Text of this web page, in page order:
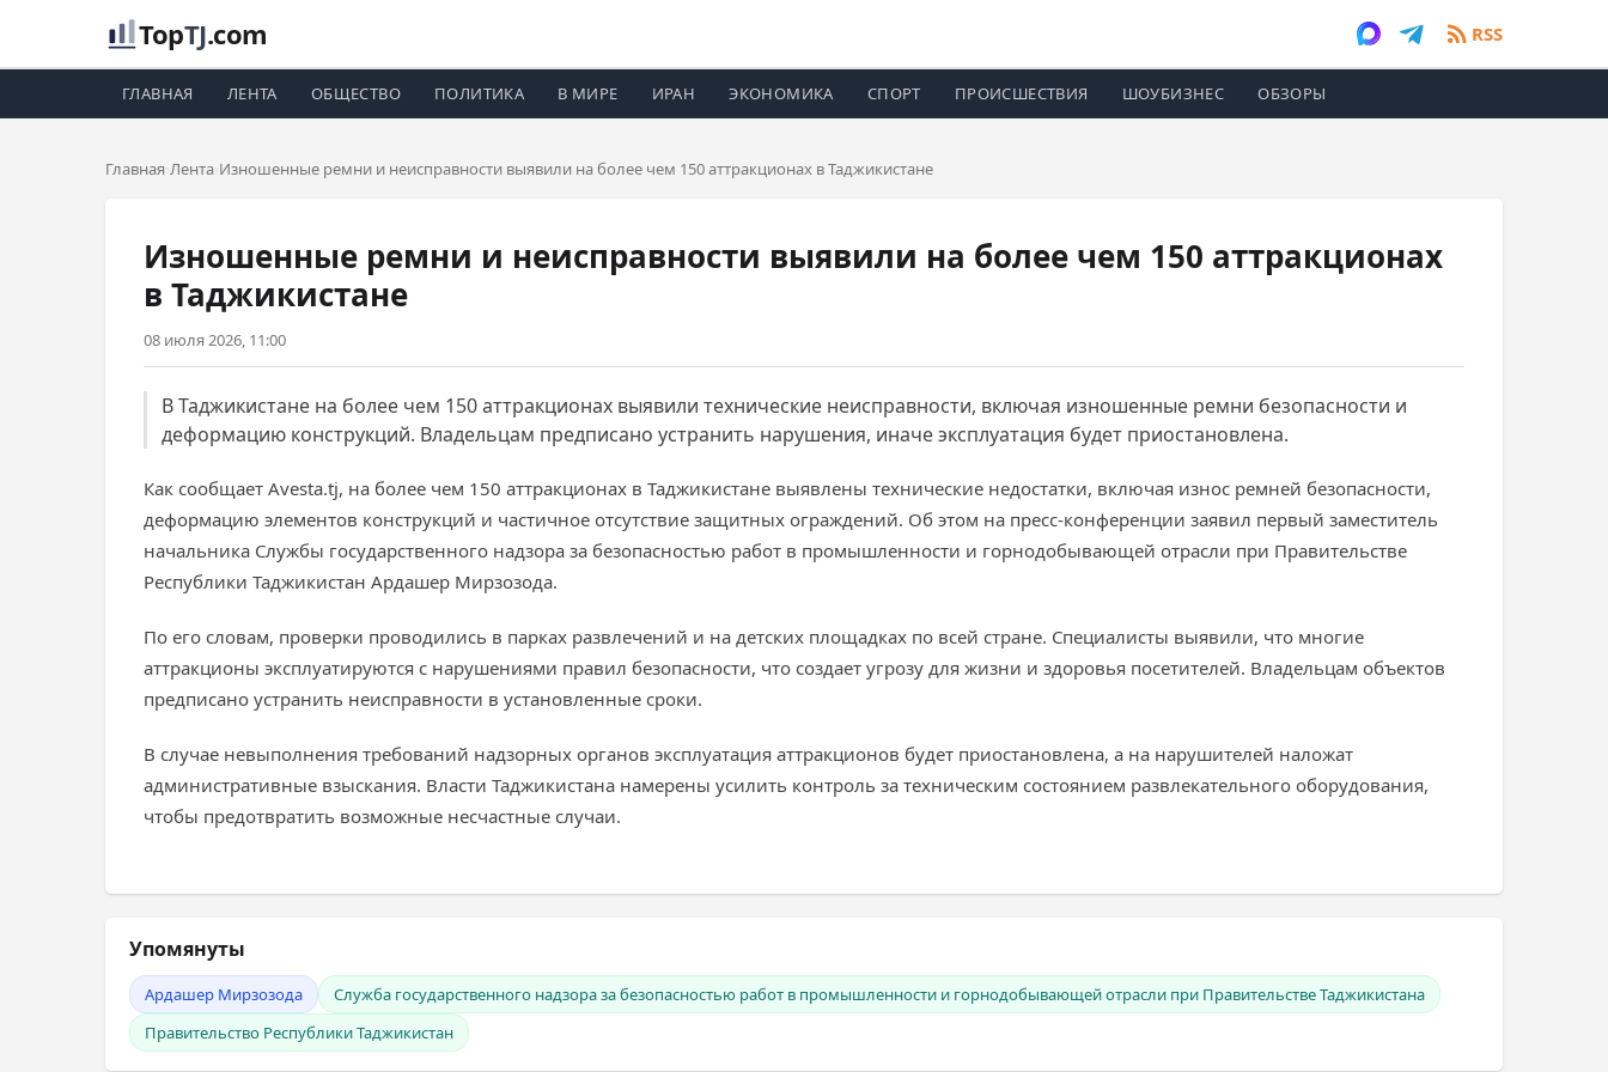
TopTJ.com RSS
ГЛАВНАЯ ЛЕНТА ОБЩЕСТВО ПОЛИТИКА В МИРЕ ИРАН ЭКОНОМИКА СПОРТ ПРОИСШЕСТВИЯ ШОУБИЗНЕС ОБЗОРЫ
Главная Лента Изношенные ремни и неисправности выявили на более чем 150 аттракционах в Таджикистане
Изношенные ремни и неисправности выявили на более чем 150 аттракционах
в Таджикистане
08 июля 2026, 11:00
В Таджикистане на более чем 150 аттракционах выявили технические неисправности, включая изношенные ремни безопасности и
деформацию конструкций. Владельцам предписано устранить нарушения, иначе эксплуатация будет приостановлена.
Как сообщает Avesta.tj, на более чем 150 аттракционах в Таджикистане выявлены технические недостатки, включая износ ремней безопасности,
деформацию элементов конструкций и частичное отсутствие защитных ограждений. Об этом на пресс-конференции заявил первый заместитель
начальника Службы государственного надзора за безопасностью работ в промышленности и горнодобывающей отрасли при Правительстве
Республики Таджикистан Ардашер Мирзозода.
По его словам, проверки проводились в парках развлечений и на детских площадках по всей стране. Специалисты выявили, что многие
аттракционы эксплуатируются с нарушениями правил безопасности, что создает угрозу для жизни и здоровья посетителей. Владельцам объектов
предписано устранить неисправности в установленные сроки.
В случае невыполнения требований надзорных органов эксплуатация аттракционов будет приостановлена, а на нарушителей наложат
административные взыскания. Власти Таджикистана намерены усилить контроль за техническим состоянием развлекательного оборудования,
чтобы предотвратить возможные несчастные случаи.
Упомянуты
Ардашер Мирзозода
Служба государственного надзора за безопасностью работ в промышленности и горнодобывающей отрасли при Правительстве Таджикистана
Правительство Республики Таджикистан